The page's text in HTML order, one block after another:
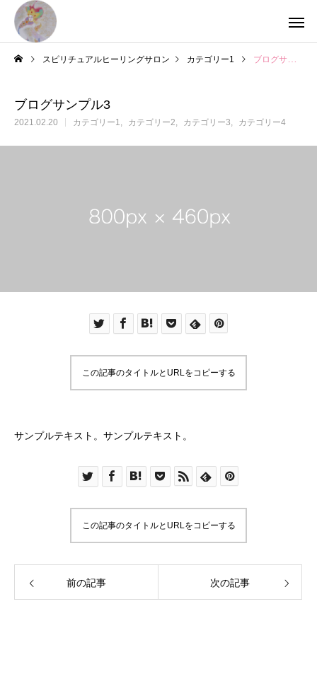
VOICE HEALING
スピリチュアルヒーリングサロン カテゴリー1 ブログサンプル3
ブログサンプル3
2021.02.20 カテゴリー1 カテゴリー2 カテゴリー3 カテゴリー4
この記事のタイトルとURLをコピーする
サンプルテキスト。サンプルテキスト。
この記事のタイトルとURLをコピーする
前の記事 次の記事